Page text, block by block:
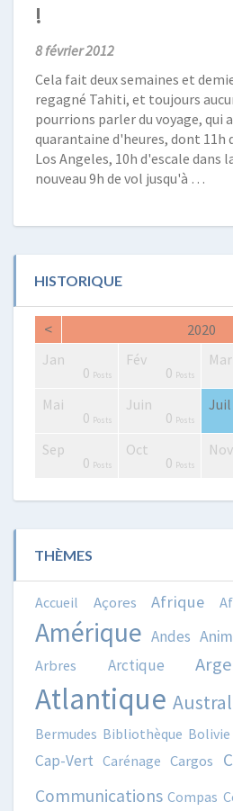
!
8 février 2012
Cela fait deux semaines et
regagné Tahiti, et toujours
pourrions parler du voyage, qui
quarantaine d'heures, dont 11h
Los Angeles, 10h d'escale dans
nouveau 9h de vol jusqu'à …
HISTORIQUE
< 2020
Jan
0 Posts
Fév
0 Posts
Mar
Mai
0 Posts
Juin
0 Posts
Juil
Sep
0 Posts
Oct
0 Posts
Nov
THÈMES
Accueil Açores Afrique
Amérique Andes
Arbres
Arctique
Atlantique
Bermudes Bibliothèque Bolivie
Cap-Vert Carénage Cargos
Communications Compas